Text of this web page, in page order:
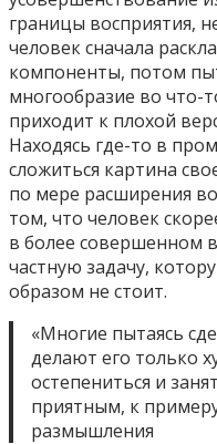
границы восприятия,
человек сначала
компоненты, потом
многообразие во что-
приходит к плохой
Находясь где-то в
сложиться картина
по мере расширения
том, что человек
в более совершенном
частную задачу,
образом не стоит.
«Многие пытаясь
делают его только
остепениться и
приятным, к
размышления